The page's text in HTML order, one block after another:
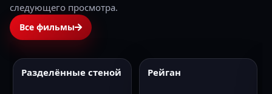
следующего просмотра.
Все фильмы
2024 HD
Разделённые стеной 2024 HD
Рейган